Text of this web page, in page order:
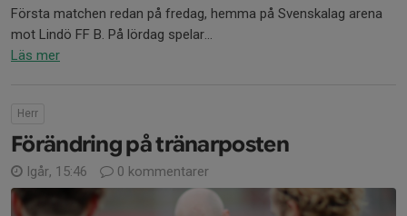
Första matchen redan på fredag, hemma på Svenskalag arena
mot Lindö FF B. På lördag spelar...
Läs mer
Herr
Förändring på tränarposten
Igår, 15:46 0 kommentarer